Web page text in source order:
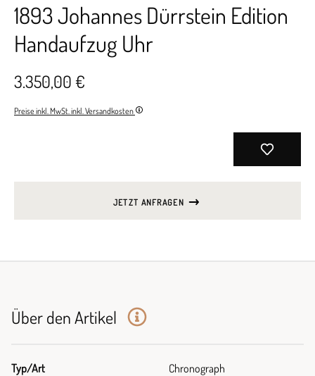
1893 Johannes Dürrstein Edition
Handaufzug Uhr
3.350,00 €
Preise inkl. MwSt. inkl. Versandkosten
JETZT ANFRAGEN
Über den Artikel
Typ/Art Chronograph